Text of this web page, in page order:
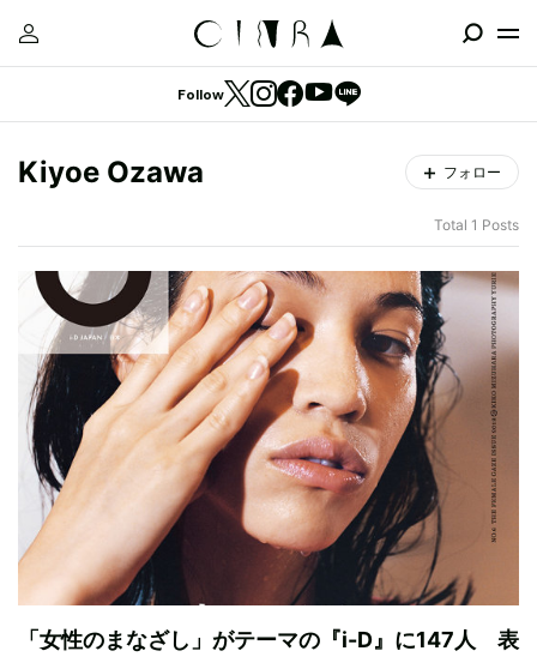
Follow
Kiyoe Ozawa フォロー
Total 1 Posts
「女性のまなざし」がテーマの『i-D』に147人 表